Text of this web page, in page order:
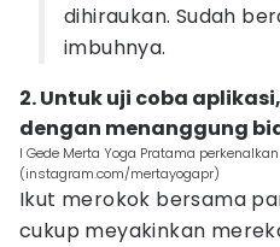
dihiraukan. Sudah
imbuhnya.
2. Untuk uji coba
dengan menanggung
I Gede Merta Yoga Pratama
(instagram.com/mertayogapr)
Ikut merokok bersama
cukup meyakinkan